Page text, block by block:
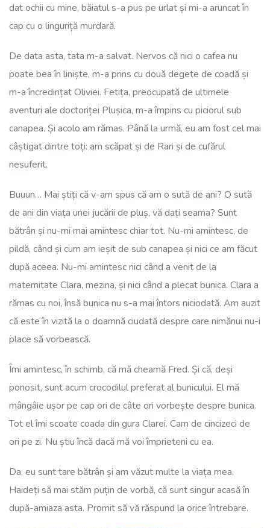
dat ochii cu mine, băiatul s-a pus pe urlat și mi-a aruncat în
cap cu o linguriță murdară.
De data asta, tata m-a salvat. Nervos că nici o cafea nu
poate bea în liniște, m-a prins cu două degete de coadă și
m-a încredințat Oliviei. Fetița, preocupată de ultimele
aventuri ale doctoriței Plușica, m-a împins cu piciorul sub
canapea. Și acolo am rămas. Până la urmă, eu am fost cel mai
câștigat dintre toți: am scăpat și de Rari și de cufărul
nesuferit.
Buuun… Mai știți că v-am spus că am o sută de ani? O sută
de ani din viața unei jucării de pluș, vă dați seama? Sunt
bătrân și nu-mi mai amintesc chiar tot. Nu-mi amintesc, de
pildă, când și cum am ieșit de sub canapea și nici ce am făcut
după aceea. Nu-mi amintesc nici când a venit de la
maternitate Clara, mezina, și nici când a plecat bunica. Clara a
rămas cu noi, însă bunica nu s-a mai întors niciodată. Am auzit
că este în vizită la o doamnă ciudată despre care nimănui nu-i
place să vorbească.
Îmi amintesc, în schimb, că mă cheamă Fred. Și că, deși
ponosit, sunt acum crocodilul preferat al bunicului. El mă
mângâie ușor pe cap ori de câte ori vorbește despre bunica.
Tot el îmi scoate coada din gura Clarei. Cam de cincizeci de
ori pe zi. Nu știu încă dacă mă voi împrieteni cu ea.
Da, eu sunt tare bătrân și am văzut multe la viața mea.
Haideți să mai stăm puțin de vorbă, că sunt singur acasă în
după-amiaza asta. Promit să vă răspund la orice întrebare.